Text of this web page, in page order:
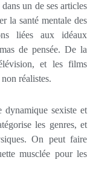
un de ses articles
la santé mentale des
liées aux idéaux
de pensée. De la
et les films
réalistes.
dynamique sexiste et
les genres, et
On peut faire
musclée pour les